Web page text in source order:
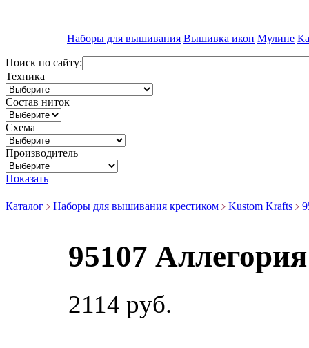
Наборы для вышивания Вышивка икон Мулине
Поиск по сайту:
Техника
Состав ниток
Схема
Производитель
Показать
Каталог Наборы для вышивания крестиком Kustom Krafts
95107
2114 руб.